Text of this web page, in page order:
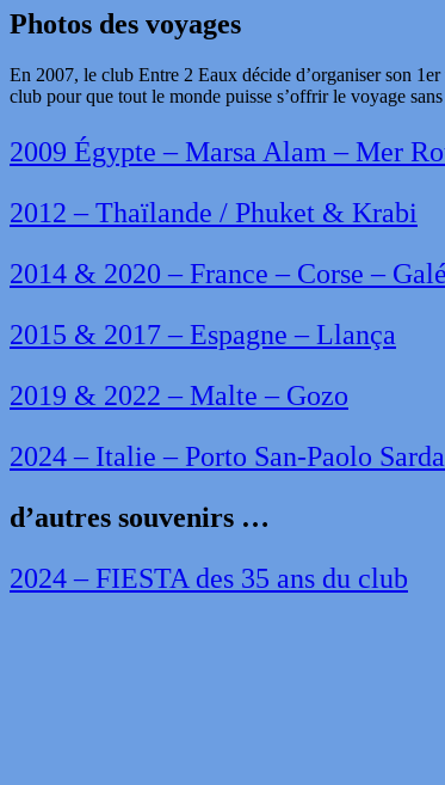
Photos des voyages
En 2007, le club Entre 2 Eaux décide d’organiser son
club pour que tout le monde puisse s’offrir le voyage
2009 Égypte – Marsa Alam – Mer
2012 – Thaïlande / Phuket & Krabi
2014 & 2020 – France – Corse –
2015 & 2017 – Espagne – Llança
2019 & 2022 – Malte – Gozo
2024 – Italie – Porto San-Paolo
d’autres souvenirs …
2024 – FIESTA des 35 ans du club